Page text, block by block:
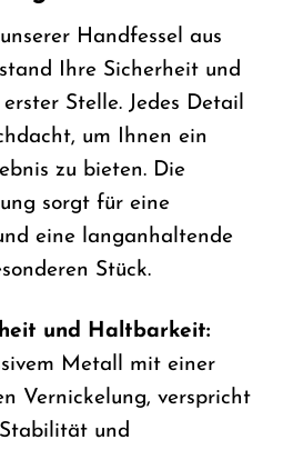
Handfessel aus
Ihre Sicherheit und
Stelle. Jedes Detail
um Ihnen ein
zu bieten. Die
sorgt für eine
eine langanhaltende
Stück.
und Haltbarkeit:
Metall mit einer
Vernickelung, verspricht
und